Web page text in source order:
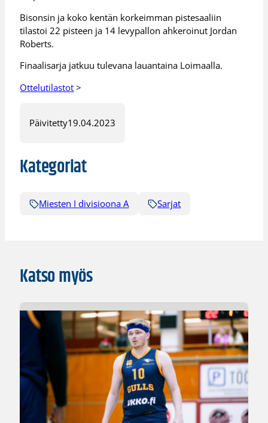
Bisonsin ja koko kentän korkeimman pistesaaliin
tilastoi 22 pisteen ja 14 levypallon ahkeroinut Jordan
Roberts.
Finaalisarja jatkuu tulevana lauantaina Loimaalla.
Ottelutilastot >
Päivitetty19.04.2023
Kategoriat
Miesten I divisioona A Sarjat
Katso myös